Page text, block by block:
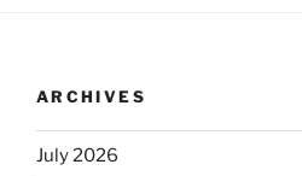
ARCHIVES
July 2026